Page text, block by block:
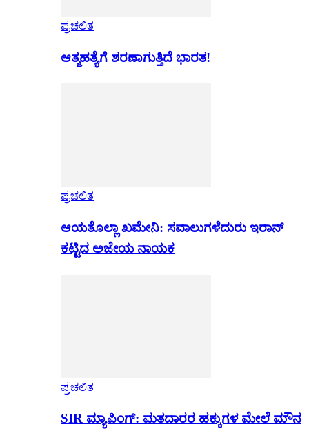
ಪ್ರಚಲಿತ
ಆತ್ಮಹತ್ಯೆಗೆ ಶರಣಾಗುತ್ತಿದೆ ಭಾರತ!
ಪ್ರಚಲಿತ
ಆಯತೊಲ್ಲಾ ಖಮೇನಿ: ಸವಾಲುಗಳೆದುರು ಇರಾನ್
ಕಟ್ಟಿದ ಅಜೇಯ ನಾಯಕ
ಪ್ರಚಲಿತ
SIR ಮ್ಯಾಪಿಂಗ್: ಮತದಾರರ ಹಕ್ಕುಗಳ ಮೇಲೆ ಮೌನ